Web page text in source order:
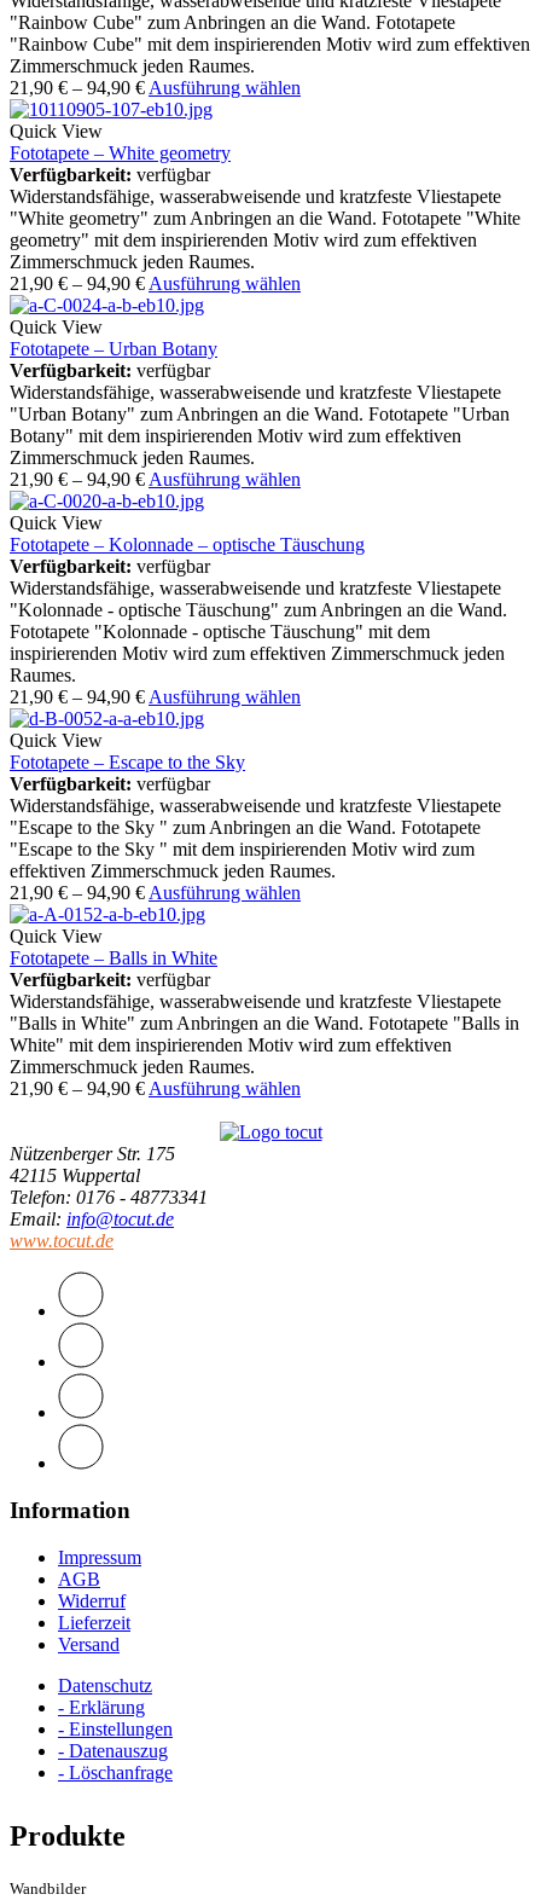
"Rainbow Cube" zum Anbringen an die Wand. Fototapete
"Rainbow Cube" mit dem inspirierenden Motiv wird zum effektiven
Zimmerschmuck jeden Raumes.
21,90 € – 94,90 € Ausführung wählen
Quick View
Fototapete – White geometry
Verfügbarkeit: verfügbar
Widerstandsfähige, wasserabweisende und kratzfeste Vliestapete
"White geometry" zum Anbringen an die Wand. Fototapete "White
geometry" mit dem inspirierenden Motiv wird zum effektiven
Zimmerschmuck jeden Raumes.
21,90 € – 94,90 € Ausführung wählen
Quick View
Fototapete – Urban Botany
Verfügbarkeit: verfügbar
Widerstandsfähige, wasserabweisende und kratzfeste Vliestapete
"Urban Botany" zum Anbringen an die Wand. Fototapete "Urban
Botany" mit dem inspirierenden Motiv wird zum effektiven
Zimmerschmuck jeden Raumes.
21,90 € – 94,90 € Ausführung wählen
Quick View
Fototapete – Kolonnade – optische Täuschung
Verfügbarkeit: verfügbar
Widerstandsfähige, wasserabweisende und kratzfeste Vliestapete
"Kolonnade - optische Täuschung" zum Anbringen an die Wand.
Fototapete "Kolonnade - optische Täuschung" mit dem
inspirierenden Motiv wird zum effektiven Zimmerschmuck jeden
Raumes.
21,90 € – 94,90 € Ausführung wählen
Quick View
Fototapete – Escape to the Sky
Verfügbarkeit: verfügbar
Widerstandsfähige, wasserabweisende und kratzfeste Vliestapete
"Escape to the Sky " zum Anbringen an die Wand. Fototapete
"Escape to the Sky " mit dem inspirierenden Motiv wird zum
effektiven Zimmerschmuck jeden Raumes.
21,90 € – 94,90 € Ausführung wählen
Quick View
Fototapete – Balls in White
Verfügbarkeit: verfügbar
Widerstandsfähige, wasserabweisende und kratzfeste Vliestapete
"Balls in White" zum Anbringen an die Wand. Fototapete "Balls in
White" mit dem inspirierenden Motiv wird zum effektiven
Zimmerschmuck jeden Raumes.
21,90 € – 94,90 € Ausführung wählen
Nützenberger Str. 175
42115 Wuppertal
Telefon: 0176 - 48773341
Email: info@tocut.de
www.tocut.de
Information
Impressum
AGB
Widerruf
Lieferzeit
Versand
Datenschutz
- Erklärung
- Einstellungen
- Datenauszug
- Löschanfrage
Produkte
Wandbilder